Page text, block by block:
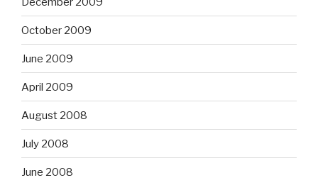
October 2009
June 2009
April 2009
August 2008
July 2008
June 2008